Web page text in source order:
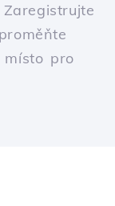
pro